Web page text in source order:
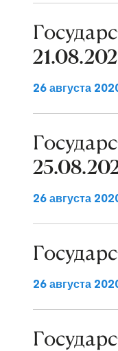
26 августа
26 августа
26 августа